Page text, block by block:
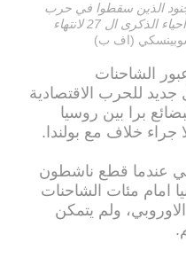
الذين سقطوا في حرب
افغانستان ومنهم 3280 اوكراني خلال احياء الذكرى ال 27 لانتهاء
(اف ب)
الشاحنات
للحرب الاقتصادية
برا بين روسيا
جراء خلاف مع بولندا.
عندما قطع ناشطون
امام مئات الشاحنات
ولم يتمكن